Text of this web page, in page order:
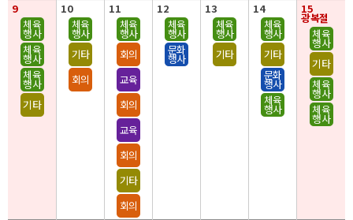
9
체육
행사
체육
행사
체육
행사
기타
10
체육
행사
기타
회의
11
체육
행사
회의
교육
회의
교육
회의
기타
회의
12
체육
행사
문화
행사
13
체육
행사
기타
14
체육
행사
기타
문화
행사
체육
행사
15
광복절
체육
행사
기타
체육
행사
체육
행사